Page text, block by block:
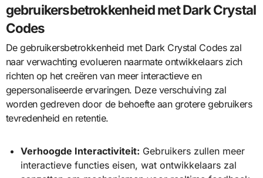
gebruikersbetrokkenheid met Dark Crystal
Codes
De gebruikersbetrokkenheid met Dark Crystal Codes zal
naar verwachting evolueren naarmate ontwikkelaars zich
richten op het creëren van meer interactieve en
gepersonaliseerde ervaringen. Deze verschuiving zal
worden gedreven door de behoefte aan grotere gebruikers
tevredenheid en retentie.
Verhoogde Interactiviteit: Gebruikers zullen meer
interactieve functies eisen, wat ontwikkelaars zal